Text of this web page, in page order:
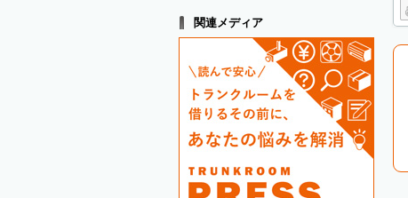
関連メディア